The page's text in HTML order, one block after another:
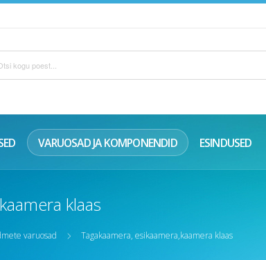
VARUOSAD JA KOMPONENDID ESINDUSED
klaas
varuosad Tagakaamera, esikaamera,kaamera klaas